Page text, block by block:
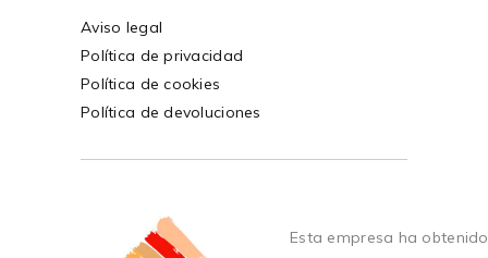
Aviso legal
Política de privacidad
Política de cookies
Política de devoluciones
Esta empresa ha